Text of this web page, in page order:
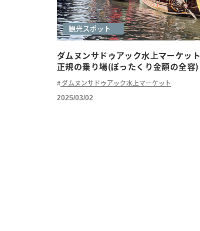
ダムヌンサドゥアック水上マーケット
正規の乗り場(ぼったくり金額の全容)
ローカル体験
一人旅
体験
水上マーケット
観光スポット
ダムヌンサドゥアック水上マーケット
2025/03/02